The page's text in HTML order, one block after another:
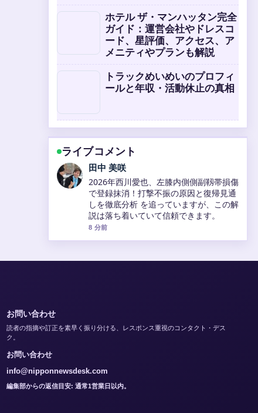
ホテル ザ・マンハッタン完全
ガイド：運営会社やドレスコ
ード、星評価、アクセス、ア
メニティやプランも解説
トラックめいめいのプロフィ
ールと年収・活動休止の真相
ライブコメント
田中 美咲
2026年西川愛也、左膝内側側副靱帯損傷
で登録抹消！打撃不振の原因と復帰見通
しを徹底分析 を追っていますが、この解
説は落ち着いていて信頼できます。
8 分前
お問い合わせ
読者の指摘や訂正を素早く振り分ける、レスポンス重視のコンタクト・デス
ク。
お問い合わせ
info@nipponnewsdesk.com
編集部からの返信目安: 通常1営業日以内。